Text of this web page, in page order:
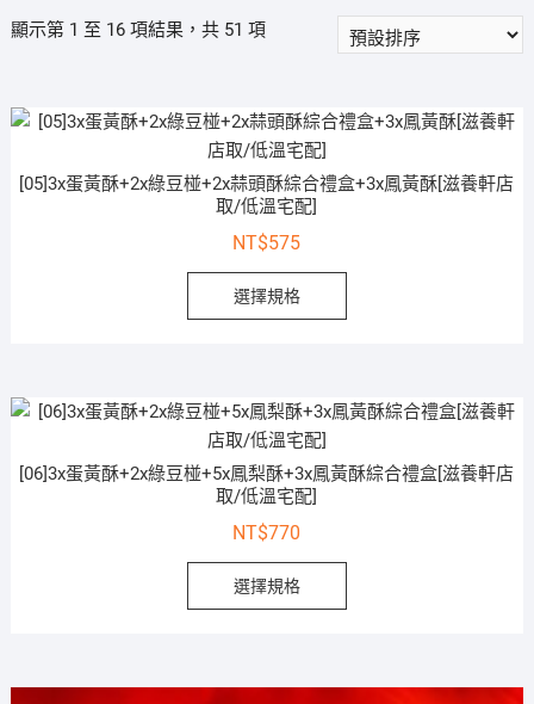
顯示第 1 至 16 項結果，共 51 項
[05]3x蛋黃酥+2x綠豆椪+2x蒜頭酥綜合禮盒+3x鳳黃酥[滋養軒店
取/低溫宅配]
NT$575
選擇規格
[06]3x蛋黃酥+2x綠豆椪+5x鳳梨酥+3x鳳黃酥綜合禮盒[滋養軒店
取/低溫宅配]
NT$770
選擇規格